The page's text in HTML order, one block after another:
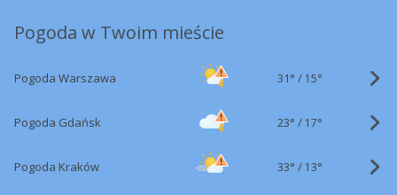
Pogoda w Twoim mieście
Pogoda Warszawa 31° / 15°
Pogoda Gdańsk 23° / 17°
Pogoda Kraków 33° / 13°